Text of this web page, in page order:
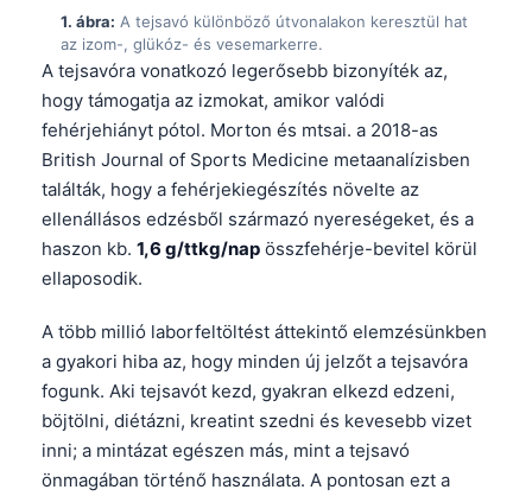
1. ábra: A tejsavó különböző útvonalakon keresztül hat
az izom-, glükóz- és vesemarkerre.
A tejsavóra vonatkozó legerősebb bizonyíték az,
hogy támogatja az izmokat, amikor valódi
fehérjehiányt pótol. Morton és mtsai. a 2018-as
British Journal of Sports Medicine metaanalízisben
találták, hogy a fehérjekiegészítés növelte az
ellenállásos edzésből származó nyereségeket, és a
haszon kb. 1,6 g/ttkg/nap összfehérje-bevitel körül
ellaposodik.
A több millió laborfeltöltést áttekintő elemzésünkben
a gyakori hiba az, hogy minden új jelzőt a tejsavóra
fogunk. Aki tejsavót kezd, gyakran elkezd edzeni,
böjtölni, diétázni, kreatint szedni és kevesebb vizet
inni; a mintázat egészen más, mint a tejsavó
önmagában történő használata. A pontosan ezt a